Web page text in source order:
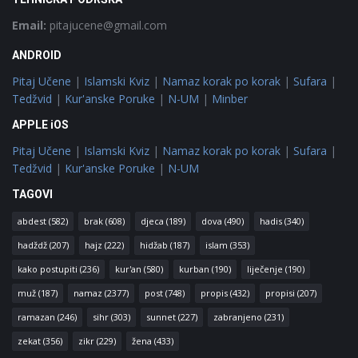
Email: pitajucene@gmail.com
ANDROID
Pitaj Učene | Islamski Kviz | Namaz korak po korak | Sufara |
Tedžvid | Kur'anske Poruke | N-UM | Minber
APPLE iOS
Pitaj Učene | Islamski Kviz | Namaz korak po korak | Sufara |
Tedžvid | Kur'anske Poruke | N-UM
TAGOVI
abdest (582) brak (608) djeca (189) dova (490) hadis (340)
hadždž (207) hajz (222) hidžab (187) islam (353)
kako postupiti (236) kur'an (580) kurban (190) liječenje (190)
muž (187) namaz (2377) post (748) propis (432) propisi (207)
ramazan (246) sihr (303) sunnet (227) zabranjeno (231)
zekat (356) zikr (229) žena (433)